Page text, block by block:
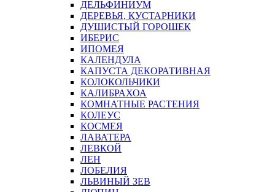
ДЕЛЬФИНИУМ
ДЕРЕВЬЯ, КУСТАРНИКИ
ДУШИСТЫЙ ГОРОШЕК
ИБЕРИС
ИПОМЕЯ
КАЛЕНДУЛА
КАПУСТА ДЕКОРАТИВНАЯ
КОЛОКОЛЬЧИКИ
КАЛИБРАХОА
КОМНАТНЫЕ РАСТЕНИЯ
КОЛЕУС
КОСМЕЯ
ЛАВАТЕРА
ЛЕВКОЙ
ЛЕН
ЛОБЕЛИЯ
ЛЬВИНЫЙ ЗЕВ